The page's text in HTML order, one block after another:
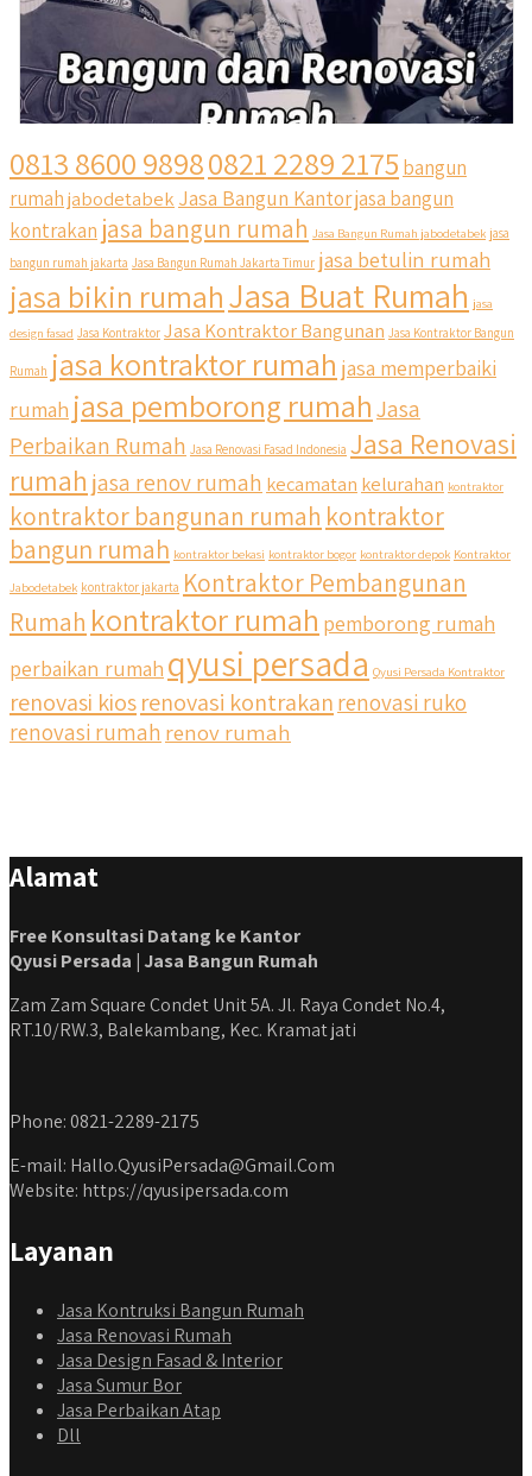
qyusipersada
@qyusipersada 3 years ago
Siapa yang udah masuk List untuk Bangun dan Renovasi
rumah Di @qyusipersada dengan sistem Cicilan ?? 🤗
Untuk informasi lebih lanjut terkait program cicilan ini temen
temen bisa langsung klik link di bio yaa
#jasabangunrumahjakarta #jasarenovasirumahjakarta
#kontraktorjakarta #kontraktorbangunan
#kontraktorbangunanrumah #kontraktorbangunanjakarta
#jasabangunrumahjabodetabek #qyusipersada
0813 8600 98980821 2289 2175 bangun
rumahjabodetabek Jasa Bangun Kantorjasa bangun
kontrakan jasa bangun rumah Jasa Bangun Rumah jabodetabek jasa
bangun rumah jakarta Jasa Bangun Rumah Jakarta Timur jasa betulin rumah
jasa bikin rumahJasa Buat Rumah jasa
design fasad Jasa Kontraktor Jasa Kontraktor Bangunan Jasa Kontraktor Bangun
Rumah jasa kontraktor rumah jasa memperbaiki
rumah jasa pemborong rumahJasa
Perbaikan Rumah Jasa Renovasi Fasad Indonesia Jasa Renovasi
rumah jasa renov rumah kecamatan kelurahan kontraktor
kontraktor bangunan rumah kontraktor
bangun rumah kontraktor bekasi kontraktor bogor kontraktor depok Kontraktor
Jabodetabek kontraktor jakarta Kontraktor Pembangunan
Rumah kontraktor rumah pemborong rumah
perbaikan rumah qyusi persada Qyusi Persada Kontraktor
renovasi kiosrenovasi kontrakanrenovasi ruko
renovasi rumah renov rumah
Alamat
Free Konsultasi Datang ke Kantor
Qyusi Persada | Jasa Bangun Rumah
Zam Zam Square Condet Unit 5A. Jl. Raya Condet No.4,
RT.10/RW.3, Balekambang, Kec. Kramat jati
Phone: 0821-2289-2175
E-mail: Hallo.QyusiPersada@Gmail.Com
Website: https://qyusipersada.com
Layanan
Jasa Kontruksi Bangun Rumah
Jasa Renovasi Rumah
Jasa Design Fasad & Interior
Jasa Sumur Bor
Jasa Perbaikan Atap
Dll